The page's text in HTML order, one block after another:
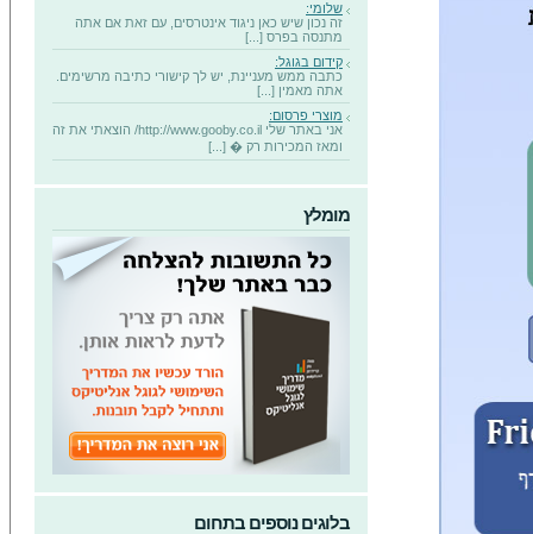
שלומי:
זה נכון שיש כאן ניגוד אינטרסים, עם זאת אם אתה
מתנסה בפרס [...]
קידום בגוגל:
כתבה ממש מעניינת, יש לך קישורי כתיבה מרשימים.
אתה מאמין [...]
מוצרי פרסום:
אני באתר שלי http://www.gooby.co.il/ הוצאתי את זה
ומאז המכירות רק � [...]
מומלץ
בלוגים נוספים בתחום